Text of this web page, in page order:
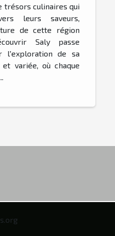
trésors culinaires qui
leurs saveurs,
de cette région
Saly passe
l'exploration de sa
variée, où chaque